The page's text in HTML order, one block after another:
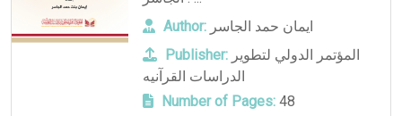
Author: ايمان حمد الجاسر
Publisher: المؤتمر الدولي لتطوير
الدراسات القرآنيه
Number of Pages:48